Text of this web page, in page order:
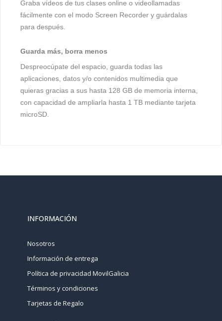
Graba vídeos de tus clases online o videollamadas
fácilmente con el modo Screen Recorder y guárdalas
para después.
Guarda más, borra menos
Despreocúpate del espacio, guarda todas las
aplicaciones, datos y/o contenidos multimedia que
quieras gracias a sus hasta 128 GB de memoria interna,
con capacidad de ampliarla hasta 1 TB mediante tarjeta
microSD.
INFORMACIÓN
Nosotros
Información de entrega
Política de privacidad MovilGalicia
Términos y condiciones
Tarjetas de Regalo